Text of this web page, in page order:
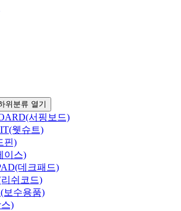
위분류 열기
서핑보드)
웻슈트)
핀)
이스)
데크패드)
쉬코드)
보수용품)
)